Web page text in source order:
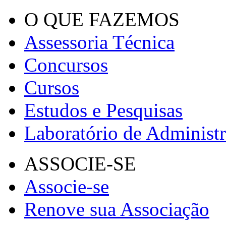
O QUE FAZEMOS
Assessoria Técnica
Concursos
Cursos
Estudos e Pesquisas
Laboratório de
ASSOCIE-SE
Associe-se
Renove sua Associação